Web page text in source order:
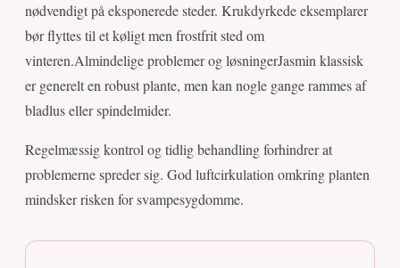
nødvendigt på eksponerede steder. Krukdyrkede eksemplarer
bør flyttes til et køligt men frostfrit sted om
vinteren.Almindelige problemer og løsningerJasmin klassisk
er generelt en robust plante, men kan nogle gange rammes af
bladlus eller spindelmider.
Regelmæssig kontrol og tidlig behandling forhindrer at
problemerne spreder sig. God luftcirkulation omkring planten
mindsker risken for svampesygdomme.